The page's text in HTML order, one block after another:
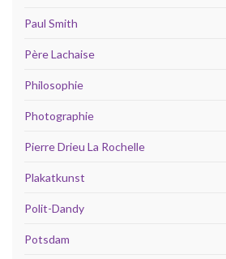
Paul Smith
Père Lachaise
Philosophie
Photographie
Pierre Drieu La Rochelle
Plakatkunst
Polit-Dandy
Potsdam